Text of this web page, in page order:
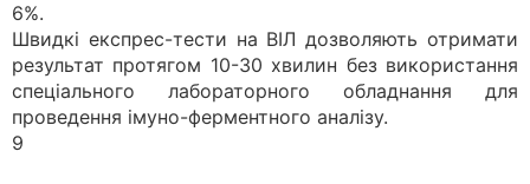
6%.
Швидкі експрес-тести на ВІЛ дозволяють отримати
результат протягом 10-30 хвилин без використання
спеціального лабораторного обладнання для
проведення імуно-ферментного аналізу.
9